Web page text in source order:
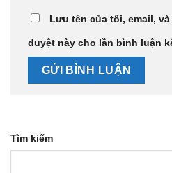
Lưu tên của tôi, email,
duyệt này cho lần bình luận
Tìm kiếm